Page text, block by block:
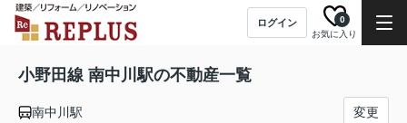
ログイン
お気に入り
0
小野田線 南中川駅の不動産一覧
南中川駅 変更